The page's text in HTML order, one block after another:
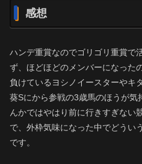
感想
ハンデ重賞なのでゴリゴリ重賞で
ず、ほどほどのメンバーになった
負けているヨシノイースターやキ
葵Sにから参戦の3歳馬のほうが気
んかではやはり前に行きすぎない
で、外枠気味になった中でどうい
です。